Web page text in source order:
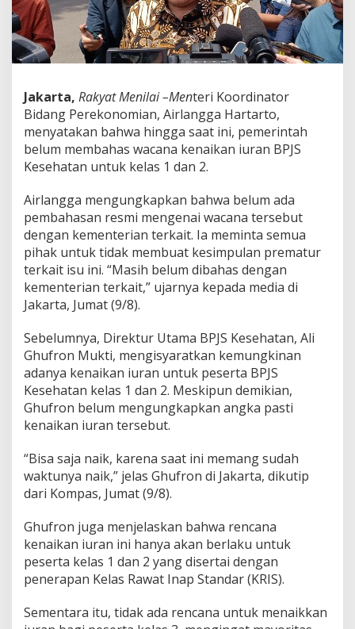
u
r
a
n
B
J
S
K
e
s
e
t
a
n
,
e
n
k
A
r
l
a
n
g
g
H
a
r
r
t
o
J
w
a
Jakarta, Rakyat Menilai –Menteri Koordinator
Bidang Perekonomian, Airlangga Hartarto,
menyatakan bahwa hingga saat ini, pemerintah
belum membahas wacana kenaikan iuran BPJS
Kesehatan untuk kelas 1 dan 2.
Airlangga mengungkapkan bahwa belum ada
pembahasan resmi mengenai wacana tersebut
dengan kementerian terkait. Ia meminta semua
pihak untuk tidak membuat kesimpulan prematur
terkait isu ini. “Masih belum dibahas dengan
kementerian terkait,” ujarnya kepada media di
Jakarta, Jumat (9/8).
Sebelumnya, Direktur Utama BPJS Kesehatan, Ali
Ghufron Mukti, mengisyaratkan kemungkinan
adanya kenaikan iuran untuk peserta BPJS
Kesehatan kelas 1 dan 2. Meskipun demikian,
Ghufron belum mengungkapkan angka pasti
kenaikan iuran tersebut.
“Bisa saja naik, karena saat ini memang sudah
waktunya naik,” jelas Ghufron di Jakarta, dikutip
dari Kompas, Jumat (9/8).
Ghufron juga menjelaskan bahwa rencana
kenaikan iuran ini hanya akan berlaku untuk
peserta kelas 1 dan 2 yang disertai dengan
penerapan Kelas Rawat Inap Standar (KRIS).
Sementara itu, tidak ada rencana untuk menaikkan